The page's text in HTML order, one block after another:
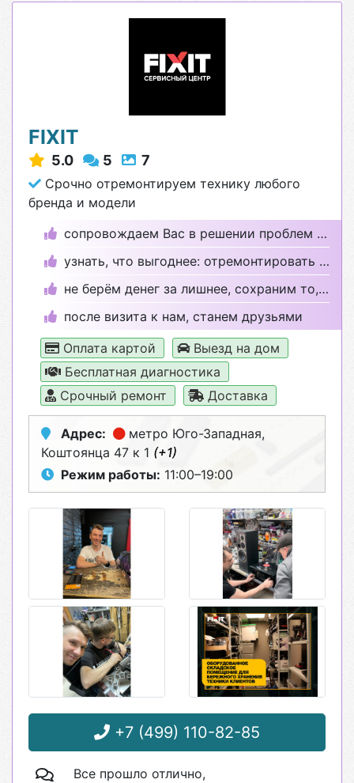
FIXIT
5.0 5 7
Срочно отремонтируем технику любого
бренда и модели
сопровождаем Вас в решении проблем с техникой.
узнать, что выгоднее: отремонтировать или купить?
не берём денег за лишнее, сохраним то, что целое
после визита к нам, станем друзьями
Оплата картой
Выезд на дом
Бесплатная диагностика
Срочный ремонт
Доставка
Адрес: метро Юго-Западная,
Коштоянца 47 к 1 (+1)
Режим работы: 11:00–19:00
+7 (499) 110-82-85
Все прошло отлично,